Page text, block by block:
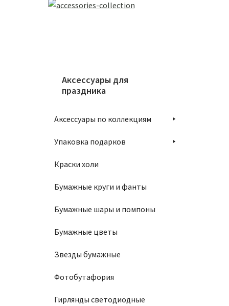
Аксессуары для
праздника
Аксессуары по коллекциям
Упаковка подарков
Краски холи
Бумажные круги и фанты
Бумажные шары и помпоны
Бумажные цветы
Звезды бумажные
Фотобутафория
Гирлянды светодиодные